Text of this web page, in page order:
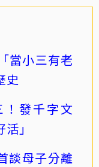
當小三有老
史
發千字文
」
談母子分離